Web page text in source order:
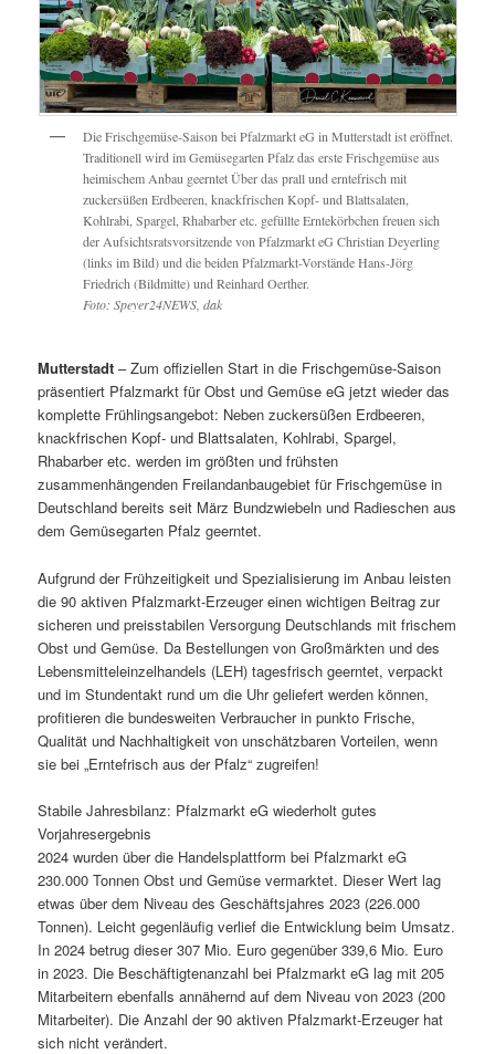
Die Frischgemüse-Saison bei Pfalzmarkt eG in Mutterstadt ist eröffnet.
Traditionell wird im Gemüsegarten Pfalz das erste Frischgemüse aus
heimischem Anbau geerntet Über das prall und erntefrisch mit
zuckersüßen Erdbeeren, knackfrischen Kopf- und Blattsalaten,
Kohlrabi, Spargel, Rhabarber etc. gefüllte Erntekörbchen freuen sich
der Aufsichtsratsvorsitzende von Pfalzmarkt eG Christian Deyerling
(links im Bild) und die beiden Pfalzmarkt-Vorstände Hans-Jörg
Friedrich (Bildmitte) und Reinhard Oerther.
Foto: Speyer24NEWS, dak
Mutterstadt– Zum offiziellen Start in die Frischgemüse-Saison
präsentiert Pfalzmarkt für Obst und Gemüse eG jetzt wieder das
komplette Frühlingsangebot: Neben zuckersüßen Erdbeeren,
knackfrischen Kopf- und Blattsalaten, Kohlrabi, Spargel,
Rhabarber etc. werden im größten und frühsten
zusammenhängenden Freilandanbaugebiet für Frischgemüse in
Deutschland bereits seit März Bundzwiebeln und Radieschen aus
dem Gemüsegarten Pfalz geerntet.
Aufgrund der Frühzeitigkeit und Spezialisierung im Anbau leisten
die 90 aktiven Pfalzmarkt-Erzeuger einen wichtigen Beitrag zur
sicheren und preisstabilen Versorgung Deutschlands mit frischem
Obst und Gemüse. Da Bestellungen von Großmärkten und des
Lebensmitteleinzelhandels (LEH) tagesfrisch geerntet, verpackt
und im Stundentakt rund um die Uhr geliefert werden können,
profitieren die bundesweiten Verbraucher in punkto Frische,
Qualität und Nachhaltigkeit von unschätzbaren Vorteilen, wenn
sie bei „Erntefrisch aus der Pfalz“ zugreifen!
Stabile Jahresbilanz: Pfalzmarkt eG wiederholt gutes
Vorjahresergebnis
2024 wurden über die Handelsplattform bei Pfalzmarkt eG
230.000 Tonnen Obst und Gemüse vermarktet. Dieser Wert lag
etwas über dem Niveau des Geschäftsjahres 2023 (226.000
Tonnen). Leicht gegenläufig verlief die Entwicklung beim Umsatz.
In 2024 betrug dieser 307 Mio. Euro gegenüber 339,6 Mio. Euro
in 2023. Die Beschäftigtenanzahl bei Pfalzmarkt eG lag mit 205
Mitarbeitern ebenfalls annähernd auf dem Niveau von 2023 (200
Mitarbeiter). Die Anzahl der 90 aktiven Pfalzmarkt-Erzeuger hat
sich nicht verändert.